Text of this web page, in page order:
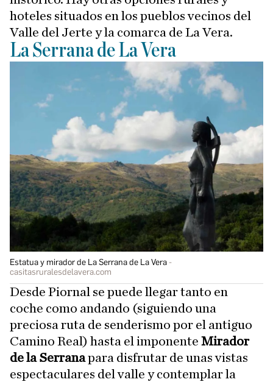
hoteles situados en los pueblos vecinos del
Valle del Jerte y la comarca de La Vera.
La Serrana de La Vera
Estatua y mirador de La Serrana de La Vera
casitasruralesdelavera.com
Desde Piornal se puede llegar tanto en
coche como andando (siguiendo una
preciosa ruta de senderismo por el antiguo
Camino Real) hasta el imponente Mirador
de la Serranapara disfrutar de unas vistas
espectaculares del valle y contemplar la